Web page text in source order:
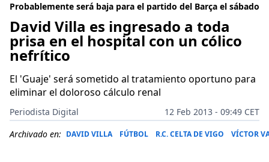
Probablemente será baja para el partido del Barça el sábado
David Villa es ingresado a toda
prisa en el hospital con un cólico
nefrítico
El 'Guaje' será sometido al tratamiento oportuno para
eliminar el doloroso cálculo renal
Periodista Digital
12 Feb 2013 - 09:49 CET
Archivado en: DAVID VILLA FÚTBOL R.C. CELTA DE VIGO VÍCTOR